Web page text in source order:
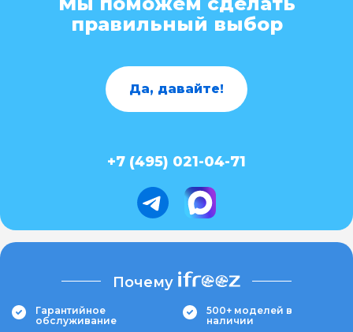
правильный выбор
Да, давайте!
+7 (495) 021-04-71
Почему
Гарантийное
обслуживание
500+ моделей в
наличии